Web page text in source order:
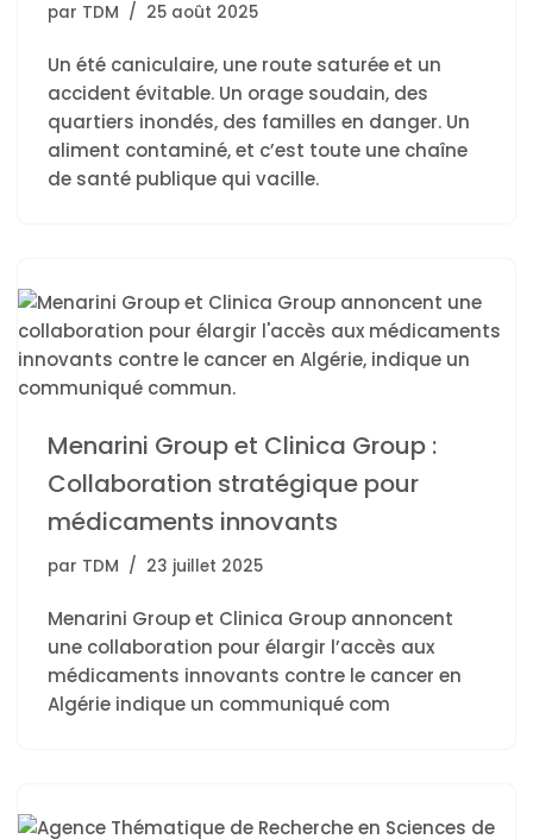
par TDM 25 août 2025
Un été caniculaire, une route saturée et un
accident évitable. Un orage soudain, des
quartiers inondés, des familles en danger. Un
aliment contaminé, et c’est toute une chaîne
de santé publique qui vacille.
Menarini Group et Clinica Group :
Collaboration stratégique pour
médicaments innovants
par TDM 23 juillet 2025
Menarini Group et Clinica Group annoncent
une collaboration pour élargir l’accès aux
médicaments innovants contre le cancer en
Algérie indique un communiqué com